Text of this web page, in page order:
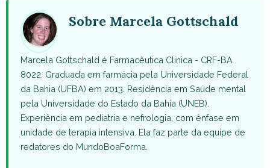
Sobre Marcela Gottschald
Marcela Gottschald é Farmacêutica Clinica - CRF-BA
8022. Graduada em farmácia pela Universidade Federal
da Bahia (UFBA) em 2013. Residência em Saúde mental
pela Universidade do Estado da Bahia (UNEB).
Experiência em pediatria e nefrologia, com ênfase em
unidade de terapia intensiva. Ela faz parte da equipe de
redatores do MundoBoaForma.